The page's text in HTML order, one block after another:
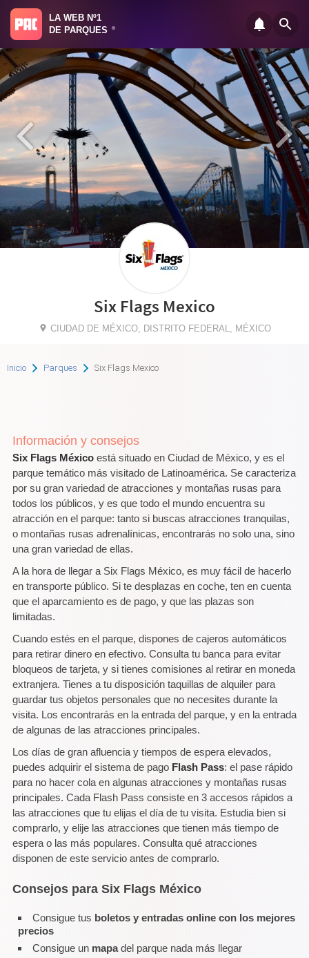
LA WEB Nº1
DE PARQUES
®
Six Flags Mexico
CIUDAD DE MÉXICO, DISTRITO FEDERAL, MÉXICO
Inicio Parques Six Flags Mexico
Información y consejos
Six Flags México está situado en Ciudad de México, y es el
parque temático más visitado de Latinoamérica. Se caracteriza
por su gran variedad de atracciones y montañas rusas para
todos los públicos, y es que todo el mundo encuentra su
atracción en el parque: tanto si buscas atracciones tranquilas,
o montañas rusas adrenalínicas, encontrarás no solo una, sino
una gran variedad de ellas.
A la hora de llegar a Six Flags México, es muy fácil de hacerlo
en transporte público. Si te desplazas en coche, ten en cuenta
que el aparcamiento es de pago, y que las plazas son
limitadas.
Cuando estés en el parque, dispones de cajeros automáticos
para retirar dinero en efectivo. Consulta tu banca para evitar
bloqueos de tarjeta, y si tienes comisiones al retirar en moneda
extranjera. Tienes a tu disposición taquillas de alquiler para
guardar tus objetos personales que no necesites durante la
visita. Los encontrarás en la entrada del parque, y en la entrada
de algunas de las atracciones principales.
Los días de gran afluencia y tiempos de espera elevados,
puedes adquirir el sistema de pago Flash Pass: el pase rápido
para no hacer cola en algunas atracciones y montañas rusas
principales. Cada Flash Pass consiste en 3 accesos rápidos a
las atracciones que tu elijas el día de tu visita. Estudia bien si
comprarlo, y elije las atracciones que tienen más tiempo de
espera o las más populares. Consulta qué atracciones
disponen de este servicio antes de comprarlo.
Consejos para Six Flags México
Consigue tus boletos y entradas online con los mejores
precios
Consigue un mapadel parque nada más llegar